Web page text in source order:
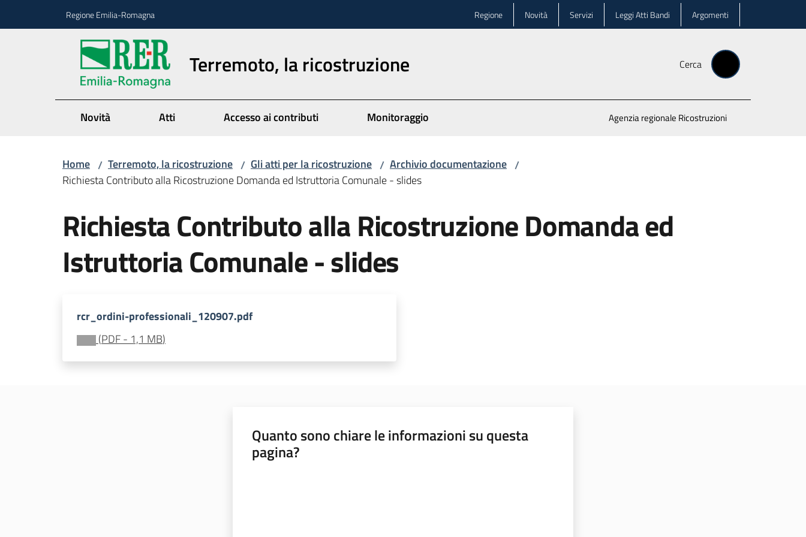
Regione Emilia-Romagna Regione Novità Servizi Leggi Atti Bandi Argomenti
Terremoto, la ricostruzione Cerca
Novità Atti Accesso ai contributi Monitoraggio Agenzia regionale Ricostruzioni
Home / Terremoto, la ricostruzione / Gli atti per la ricostruzione / Archivio documentazione /
Richiesta Contributo alla Ricostruzione Domanda ed Istruttoria Comunale - slides
Richiesta Contributo alla Ricostruzione Domanda ed
Istruttoria Comunale - slides
rcr_ordini-professionali_120907.pdf
(PDF- 1,1 MB)
Quanto sono chiare le informazioni su questa
pagina?